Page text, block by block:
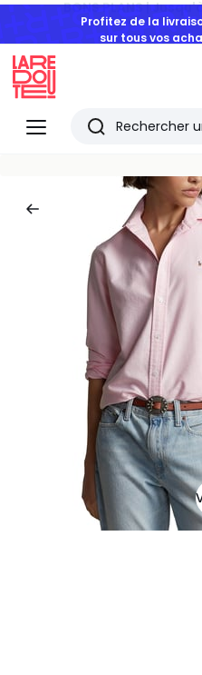
Profitez de la
sur tous vos
Menu
Redoute
Rechercher
derniers
articles
consultés